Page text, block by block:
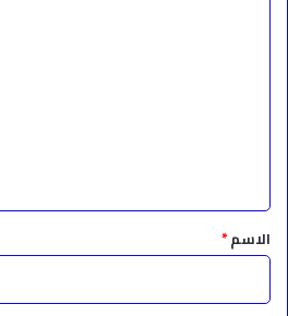
*الاسم*